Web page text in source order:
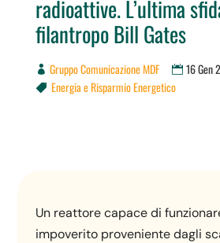
radioattive. L’ultima
filantropo Bill Gates
Gruppo Comunicazione MDF 16 Gen
 Energia e Risparmio Energetico
Un reattore capace di
impoverito proveniente dagli